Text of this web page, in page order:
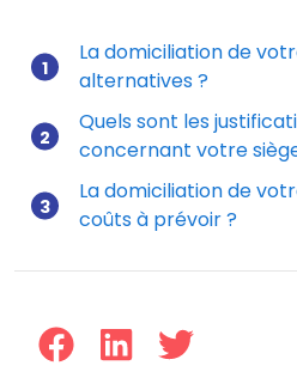
Mis à jour le 15/07/2026
La domiciliation de
alternatives ?
Quels sont les
concernant votre
La domiciliation de
coûts à prévoir ?